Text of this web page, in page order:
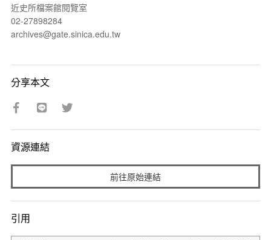
近史所檔案館閱覽室
02-27898284
archives@gate.sinica.edu.tw
分享本文
資源連結
前往原始連結
引用